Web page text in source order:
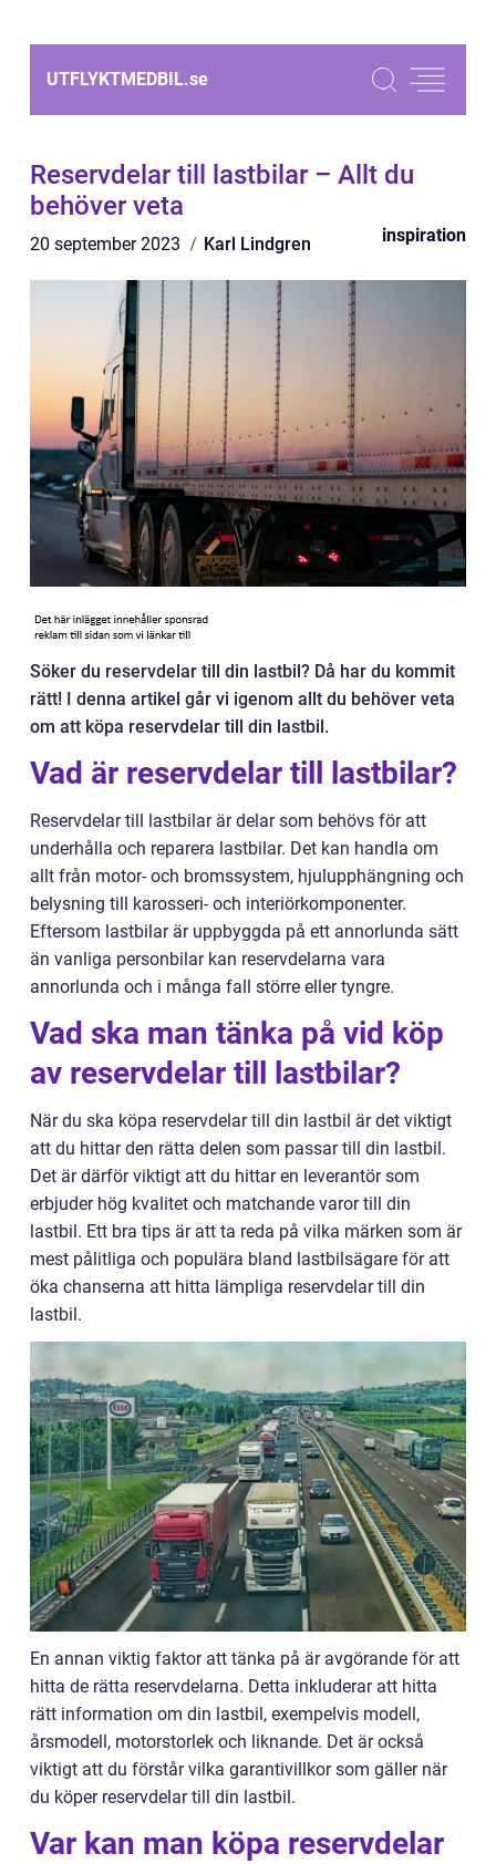
UTFLYKTMEDBIL.se
Reservdelar till lastbilar – Allt du
behöver veta
20 september 2023 Karl Lindgren inspiration
Söker du reservdelar till din lastbil? Då har du kommit
rätt! I denna artikel går vi igenom allt du behöver veta
om att köpa reservdelar till din lastbil.
Vad är reservdelar till lastbilar?
Reservdelar till lastbilar är delar som behövs för att
underhålla och reparera lastbilar. Det kan handla om
allt från motor- och bromssystem, hjulupphängning och
belysning till karosseri- och interiörkomponenter.
Eftersom lastbilar är uppbyggda på ett annorlunda sätt
än vanliga personbilar kan reservdelarna vara
annorlunda och i många fall större eller tyngre.
Vad ska man tänka på vid köp
av reservdelar till lastbilar?
När du ska köpa reservdelar till din lastbil är det viktigt
att du hittar den rätta delen som passar till din lastbil.
Det är därför viktigt att du hittar en leverantör som
erbjuder hög kvalitet och matchande varor till din
lastbil. Ett bra tips är att ta reda på vilka märken som är
mest pålitliga och populära bland lastbilsägare för att
öka chanserna att hitta lämpliga reservdelar till din
lastbil.
En annan viktig faktor att tänka på är avgörande för att
hitta de rätta reservdelarna. Detta inkluderar att hitta
rätt information om din lastbil, exempelvis modell,
årsmodell, motorstorlek och liknande. Det är också
viktigt att du förstår vilka garantivillkor som gäller när
du köper reservdelar till din lastbil.
Var kan man köpa reservdelar